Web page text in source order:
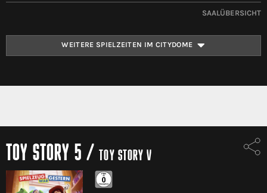
SAALÜBERSICHT
WEITERE SPIELZEITEN IM CITYDOME
TOY STORY 5 / TOY STORY V